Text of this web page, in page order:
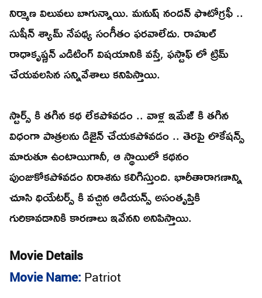
నిర్మాణ విలువలు బాగున్నాయి. మనుష్ నందన్ ఫొటోగ్రఫీ ..
సుషీన్ శ్యామ్ నేపథ్య సంగీతం ఫరవాలేదు. రాహుల్
రాధాకృష్ణన్ ఎడిటింగ్ విషయానికి వస్తే, ఫస్టాఫ్ లో ట్రిమ్
చేయవలసిన సన్నివేశాలు కనిపిస్తాయి.
స్టార్స్ కి తగిన కథ లేకపోవడం .. వాళ్ల ఇమేజ్ కి తగిన
విధంగా పాత్రలను డిజైన్ చేయకపోవడం .. తెరపై లొకేషన్స్
మారుతూ ఉంటాయిగానీ, ఆ స్థాయిలో కథనం
పుంజుకోకపోవడం నిరాశను కలిగిస్తుంది. భారీతారాగణాన్ని
చూసి థియేటర్స్ కి వచ్చిన ఆడియన్స్ అసంతృప్తికి
గురికావడానికి కారణాలు ఇవేనని అనిపిస్తాయి.
Movie Details
Movie Name: Patriot